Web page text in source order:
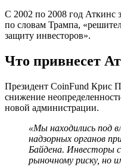
С 2002 по 2008 год Аткинс
по словам Трампа,
защиту инвесторов».
Что привнесет
Президент CoinFund Крис
снижение
новой администрации.
«Мы находились под
надзорных органов
Байдена. Инвесторы
рыночному риску, но